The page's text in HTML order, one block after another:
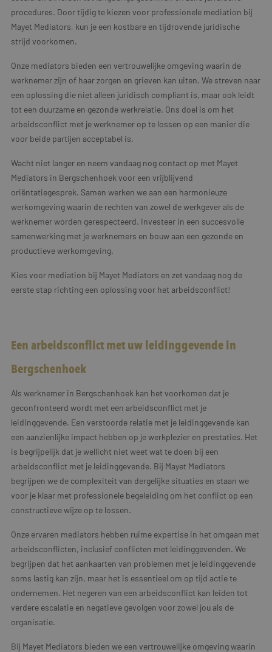
procedures. Door tijdig te kiezen voor professionele mediation bij
Mayet Mediators, kun je een kostbare en tijdrovende juridische
strijd voorkomen.
Onze mediators bieden een vertrouwelijke omgeving waarin de
werknemer zijn of haar zorgen en grieven kan uiten. We streven naar
een oplossing die niet alleen juridisch compliant is, maar ook leidt
tot een duurzame en gezonde werkrelatie. Ons doel is om het
arbeidsconflict met je werknemer op te lossen op een manier die
voor beide partijen acceptabel is.
Wacht niet langer en neem vandaag nog contact op met Mayet
Mediators in Bergschenhoek voor een vrijblijvend
oriëntatiegesprek. Samen werken we aan een harmonieuze
werkomgeving waarin de rechten van zowel de werkgever als de
werknemer worden gerespecteerd. Investeer in een succesvolle
samenwerking met je werknemers en bouw aan een gezonde en
productieve werkomgeving.
Kies voor mediation bij Mayet Mediators en zet vandaag nog de
eerste stap richting een oplossing voor het arbeidsconflict!
Een arbeidsconflict met uw leidinggevende in
Bergschenhoek
Als werknemer in Bergschenhoek kan het voorkomen dat je
geconfronteerd wordt met een arbeidsconflict met je
leidinggevende. Een verstoorde relatie met je leidinggevende kan
een aanzienlijke impact hebben op je werkplezier en prestaties. Het
is begrijpelijk dat je wellicht niet weet wat te doen bij een
arbeidsconflict met je leidinggevende. Bij Mayet Mediators
begrijpen we de complexiteit van dergelijke situaties en staan we
voor je klaar met professionele begeleiding om het conflict op een
constructieve wijze op te lossen.
Onze ervaren mediators hebben ruime expertise in het omgaan met
arbeidsconflicten, inclusief conflicten met leidinggevenden. We
begrijpen dat het aankaarten van problemen met je leidinggevende
soms lastig kan zijn, maar het is essentieel om op tijd actie te
ondernemen. Het negeren van een arbeidsconflict kan leiden tot
verdere escalatie en negatieve gevolgen voor zowel jou als de
organisatie.
Bij Mayet Mediators bieden we een vertrouwelijke omgeving waarin